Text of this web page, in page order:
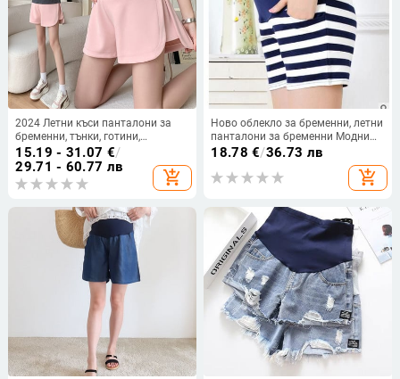
2024 Летни къси панталони за
бременни, тънки, готини,
свободни ежедневни спортни
панталони за бременни жени с
ниска талия, бременни къси
панталони, странично
15.19 - 31.07 €/
29.71 - 60.77 лв
add_shopping_cart
Ново облекло за бременни, летни
панталони за бременни Модни
къси панталони за бременни
Коремни панталони Раирани
къси панталони за бременни,
18.78 €/36.73 лв
add_shopping_cart